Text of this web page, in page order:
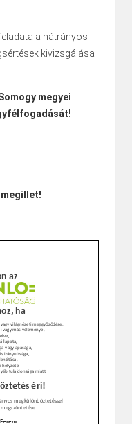
a hátrányos
kivizsgálása
megyei
megillet!